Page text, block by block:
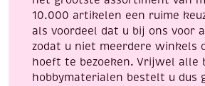
10.000 artikelen een ruime
als voordeel dat u bij ons voor
zodat u niet meerdere winkels
hoeft te bezoeken. Vrijwel alle
hobbymaterialen bestelt u dus